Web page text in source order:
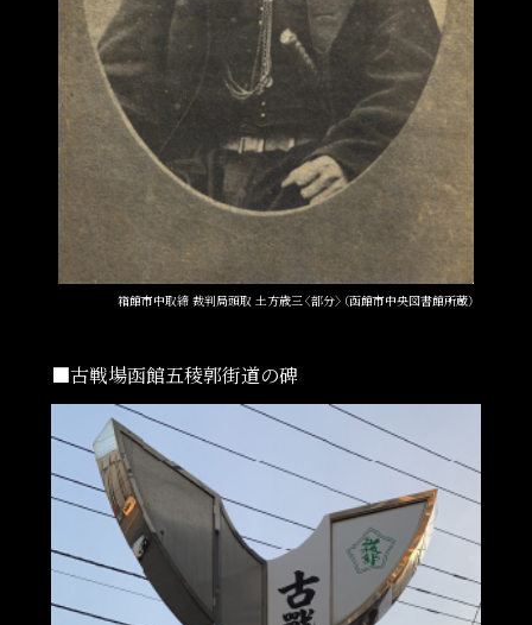
箱館市中取締 裁判局頭取 土方歳三〈部分〉（函館市中央図書館所蔵）
■古戦場函館五稜郭街道の碑